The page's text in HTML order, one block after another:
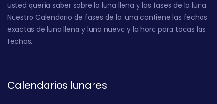
usted quería saber sobre la luna llena y las fases de la luna.
Nuestro Calendario de fases de la luna contiene las fechas
exactas de luna llena y luna nueva y la hora para todas las
fechas.
Calendarios lunares